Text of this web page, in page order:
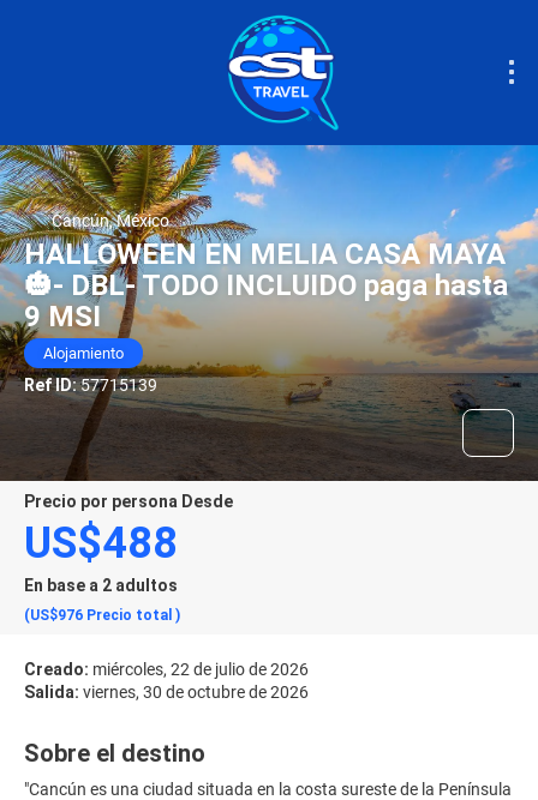
Cancún, México
HALLOWEEN EN MELIA CASA MAYA
🎃- DBL- TODO INCLUIDO paga hasta
9 MSI
Alojamiento
Ref ID:57715139
precio por persona Desde
US$488
En base a 2 adultos
(US$976 Precio total )
Creado: miércoles, 22 de julio de 2026
Salida: viernes, 30 de octubre de 2026
Sobre el destino
"Cancún es una ciudad situada en la costa sureste de la Península